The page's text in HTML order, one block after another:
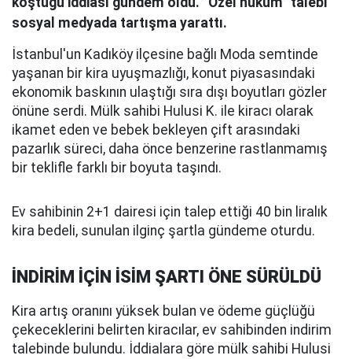
sosyal medyada tartışma yarattı.
İstanbul'un Kadıköy ilçesine bağlı Moda semtinde
yaşanan bir kira uyuşmazlığı, konut piyasasındaki
ekonomik baskının ulaştığı sıra dışı boyutları gözler
önüne serdi. Mülk sahibi Hulusi K. ile kiracı olarak
ikamet eden ve bebek bekleyen çift arasındaki
pazarlık süreci, daha önce benzerine rastlanmamış
bir teklifle farklı bir boyuta taşındı.
Ev sahibinin 2+1 dairesi için talep ettiği 40 bin liralık
kira bedeli, sunulan ilginç şartla gündeme oturdu.
İNDİRİM İÇİN İSİM ŞARTI ÖNE SÜRÜLDÜ
Kira artış oranını yüksek bulan ve ödeme güçlüğü
çekeceklerini belirten kiracılar, ev sahibinden indirim
talebinde bulundu. İddialara göre mülk sahibi Hulusi